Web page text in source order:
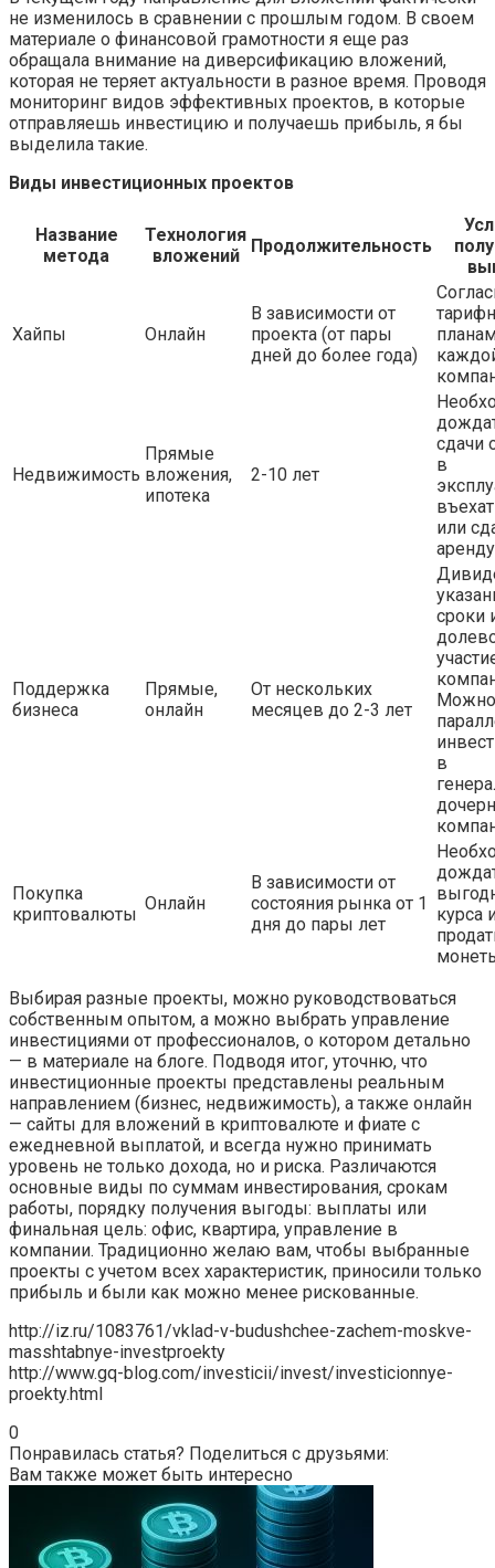
не изменилось в сравнении с прошлым годом. В своем
материале о финансовой грамотности я еще раз
обращала внимание на диверсификацию вложений,
которая не теряет актуальности в разное время. Проводя
мониторинг видов эффективных проектов, в которые
отправляешь инвестицию и получаешь прибыль, я бы
выделила такие.
Виды инвестиционных проектов
Название
метода
Технология
вложений
Продолжительность
Хайпы Онлайн
В зависимости от
проекта (от пары
дней до более года)
Недвижимость
Прямые
вложения,
ипотека
2-10 лет
сдачи
в
или
Поддержка
бизнеса
Прямые,
онлайн
От нескольких
месяцев до 2-3 лет
сроки
Можно
в
Покупка
криптовалюты
Онлайн
В зависимости от
состояния рынка от 1
дня до пары лет
курса
Выбирая разные проекты, можно руководствоваться
собственным опытом, а можно выбрать управление
инвестициями от профессионалов, о котором детально
— в материале на блоге. Подводя итог, уточню, что
инвестиционные проекты представлены реальным
направлением (бизнес, недвижимость), а также онлайн
— сайты для вложений в криптовалюте и фиате с
ежедневной выплатой, и всегда нужно принимать
уровень не только дохода, но и риска. Различаются
основные виды по суммам инвестирования, срокам
работы, порядку получения выгоды: выплаты или
финальная цель: офис, квартира, управление в
компании. Традиционно желаю вам, чтобы выбранные
проекты с учетом всех характеристик, приносили только
прибыль и были как можно менее рискованные.
http://iz.ru/1083761/vklad-v-budushchee-zachem-moskve-
masshtabnye-investproekty
http://www.gq-blog.com/investicii/invest/investicionnye-
proekty.html
0
Понравилась статья? Поделиться с друзьями:
Вам также может быть интересно